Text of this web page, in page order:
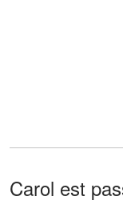
Carol est